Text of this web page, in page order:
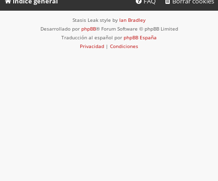
Stasis Leak style by Ian Bradley
Desarrollado por phpBB® Forum Software © phpBB Limited
Traducción al español por phpBB España
Privacidad | Condiciones